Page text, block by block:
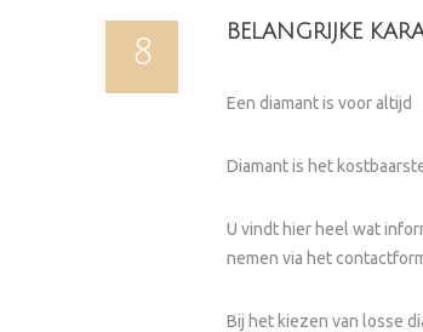
8
BELANGRIJKE
Een diamant is voor altijd
Diamant is het
U vindt hier heel wat
nemen via het
Bij het kiezen van losse